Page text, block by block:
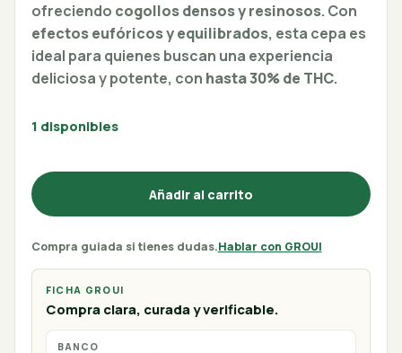
ofreciendo cogollos densos y resinosos. Con
efectos eufóricos y equilibrados, esta cepa es
ideal para quienes buscan una experiencia
deliciosa y potente, con hasta 30% de THC.
1 disponibles
Añadir al carrito
Compra guiada si tienes dudas.Hablar con GROUI
FICHA GROUI
Compra clara, curada y verificable.
BANCO